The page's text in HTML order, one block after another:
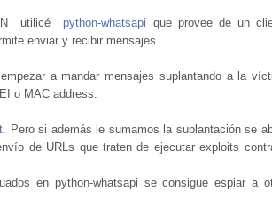
utilicépython-whatsapi que provee de un
enviar y recibir mensajes.
a mandar mensajes suplantando a la
o MAC address.
. Pero si además le sumamos la suplantación se
de URLs que traten de ejecutar exploits
en python-whatsapi se consigue espiar a